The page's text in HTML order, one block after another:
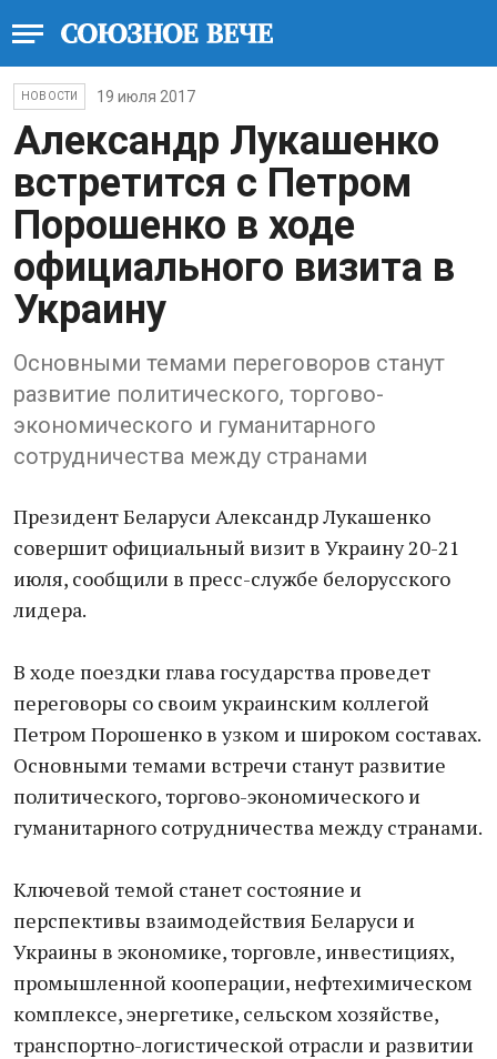
НОВОСТИ 19 июля 2017
Александр Лукашенко
встретится с Петром
Порошенко в ходе
официального визита в
Украину
Основными темами переговоров станут
развитие политического, торгово-
экономического и гуманитарного
сотрудничества между странами
Президент Беларуси Александр Лукашенко
совершит официальный визит в Украину 20-21
июля, сообщили в пресс-службе белорусского
лидера.
В ходе поездки глава государства проведет
переговоры со своим украинским коллегой
Петром Порошенко в узком и широком составах.
Основными темами встречи станут развитие
политического, торгово-экономического и
гуманитарного сотрудничества между странами.
Ключевой темой станет состояние и
перспективы взаимодействия Беларуси и
Украины в экономике, торговле, инвестициях,
промышленной кооперации, нефтехимическом
комплексе, энергетике, сельском хозяйстве,
транспортно-логистической отрасли и развитии